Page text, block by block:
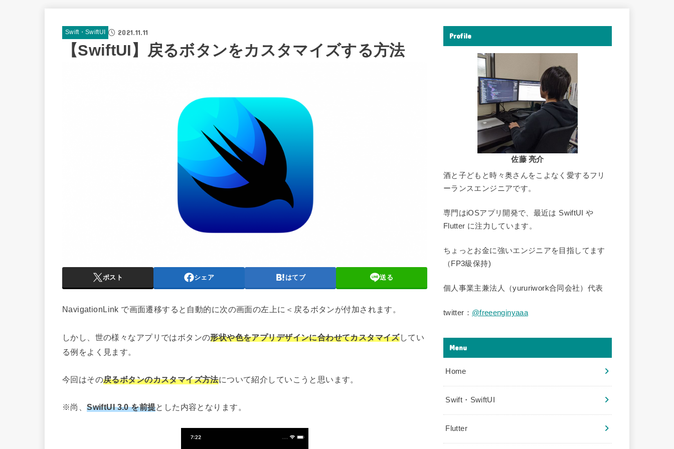
Swift・SwiftUI 2021.11.11
【SwiftUI】戻るボタンをカスタマイズする方法
ポスト シェア はてブ 送る
NavigationLink で画面遷移すると自動的に次の画面の左上に＜戻るボタンが付加されます。
しかし、世の様々なアプリではボタンの形状や色をアプリデザインに合わせてカスタマイズしてい
る例をよく見ます。
今回はその戻るボタンのカスタマイズ方法について紹介していこうと思います。
※尚、SwiftUI 3.0 を前提とした内容となります。
Profile
佐藤 亮介
酒と子どもと時々奥さんをこよなく愛するフリ
ーランスエンジニアです。
専門はiOSアプリ開発で、最近は SwiftUI や
Flutter に注力しています。
ちょっとお金に強いエンジニアを目指してます
（FP3級保持)
個人事業主兼法人（yururiwork合同会社）代表
twitter： @freeenginyaaa
Menu
Home
Swift・SwiftUI
Flutter